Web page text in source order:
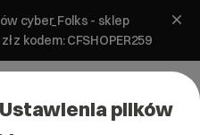
cyber_Folks - sklep
z kodem: CFSHOPER259
plików